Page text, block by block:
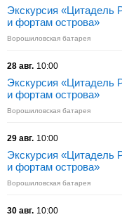
Экскурсия «Цитадель
и фортам острова»
Ворошиловская батарея
28 авг. 10:00
Экскурсия «Цитадель
и фортам острова»
Ворошиловская батарея
29 авг. 10:00
Экскурсия «Цитадель
и фортам острова»
Ворошиловская батарея
30 авг. 10:00